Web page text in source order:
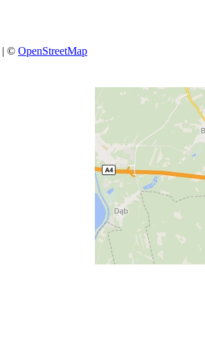
| © OpenStreetMap